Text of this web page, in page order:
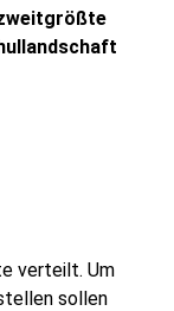
verteilt. Um
sollen